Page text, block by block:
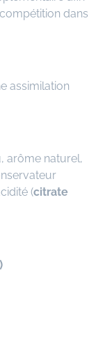
dans
assimilation
arôme naturel,
(citrate